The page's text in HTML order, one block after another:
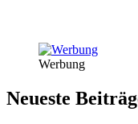
Werbung
Neueste